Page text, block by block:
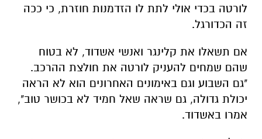
לורטה בכדי אולי לתת לו הזדמנות חוזרת, כי ככה
זה הכדורגל.
אם תשאלו את קלינגר ואנשי אשדוד, לא בטוח
שהם שמחים להעניק לורטה את חולצת ההרכב.
"גם השבוע וגם באימונים האחרונים הוא לא הראה
יכולת גדולה, גם שראה שאל חמיד לא בכושר טוב",
אמרו באשדוד.